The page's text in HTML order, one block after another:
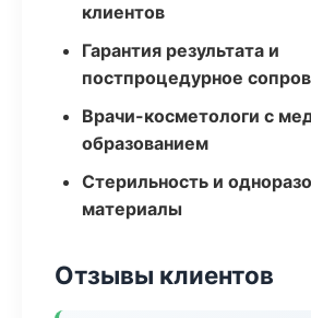
клиентов
Гарантия результата и
постпроцедурное
Врачи-косметологи с
образованием
Стерильность и
материалы
Отзывы клиентов